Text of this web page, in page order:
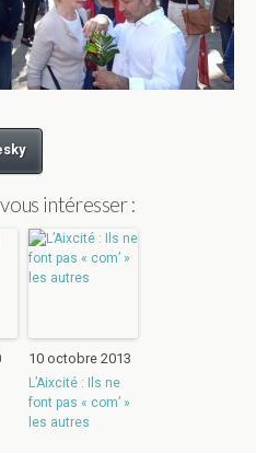
intéresser :
10 octobre 2013
L’Aixcité : Ils ne
font pas « com’ »
les autres